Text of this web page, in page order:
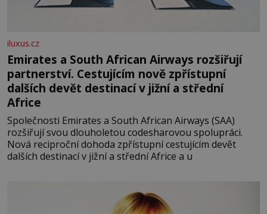
iluxus.cz
Emirates a South African Airways rozšiřují
partnerství. Cestujícím nově zpřístupní
dalších devět destinací v jižní a střední
Africe
Společnosti Emirates a South African Airways (SAA)
rozšiřují svou dlouholetou codesharovou spolupráci.
Nová reciproční dohoda zpřístupní cestujícím devět
dalších destinací v jižní a střední Africe a u